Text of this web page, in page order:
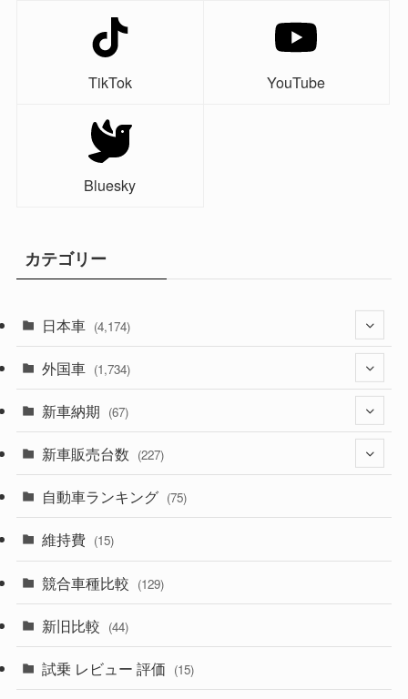
TikTok YouTube
Bluesky
カテゴリー
日本車 (4,174)
(1,321)
(329)
(526)
(357)
(328)
(194)
(230)
(253)
外国車 (1,734)
(242)
(85)
(84)
(14)
(222)
新車納期 (67)
(28)
(8)
(3)
(3)
(5)
新車販売台数 (227)
(21)
(5)
(7)
自動車ランキング (75)
維持費 (15)
競合車種比較 (129)
新旧比較 (44)
試乗 レビュー 評価 (15)